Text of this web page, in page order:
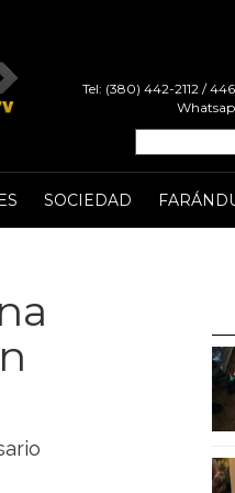
Tel: (380) 442-2112 /
SOCIEDAD